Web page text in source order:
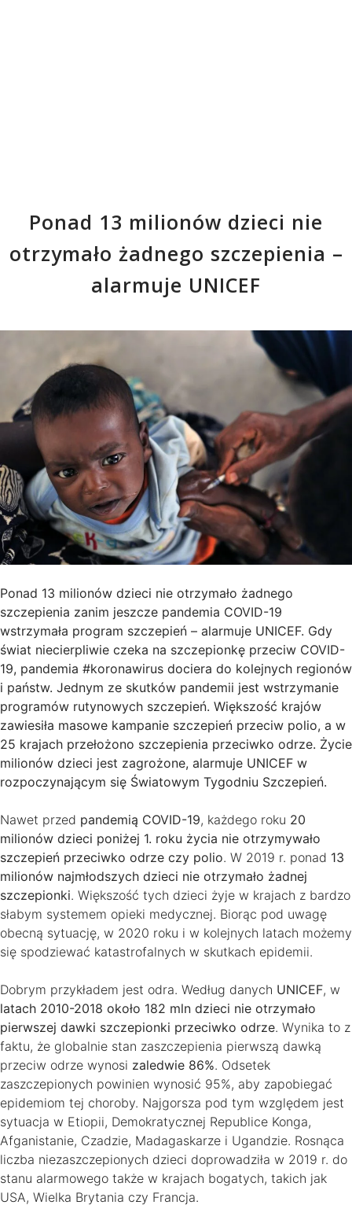
Ponad 13 milionów dzieci nie
otrzymało żadnego szczepienia –
alarmuje UNICEF
Ponad 13 milionów dzieci nie otrzymało żadnego
szczepienia zanim jeszcze pandemia COVID-19
wstrzymała program szczepień – alarmuje UNICEF. Gdy
świat niecierpliwie czeka na szczepionkę przeciw COVID-
19, pandemia #koronawirus dociera do kolejnych regionów
i państw. Jednym ze skutków pandemii jest wstrzymanie
programów rutynowych szczepień. Większość krajów
zawiesiła masowe kampanie szczepień przeciw polio, a w
25 krajach przełożono szczepienia przeciwko odrze. Życie
milionów dzieci jest zagrożone, alarmuje UNICEF w
rozpoczynającym się Światowym Tygodniu Szczepień.
Nawet przed pandemią COVID-19, każdego roku 20
milionów dzieci poniżej 1. roku życia nie otrzymywało
szczepień przeciwko odrze czy polio. W 2019 r. ponad 13
milionów najmłodszych dzieci nie otrzymało żadnej
szczepionki. Większość tych dzieci żyje w krajach z bardzo
słabym systemem opieki medycznej. Biorąc pod uwagę
obecną sytuację, w 2020 roku i w kolejnych latach możemy
się spodziewać katastrofalnych w skutkach epidemii.
Dobrym przykładem jest odra. Według danych UNICEF, w
latach 2010-2018 około 182 mln dzieci nie otrzymało
pierwszej dawki szczepionki przeciwko odrze. Wynika to z
faktu, że globalnie stan zaszczepienia pierwszą dawką
przeciw odrze wynosi zaledwie 86%. Odsetek
zaszczepionych powinien wynosić 95%, aby zapobiegać
epidemiom tej choroby. Najgorsza pod tym względem jest
sytuacja w Etiopii, Demokratycznej Republice Konga,
Afganistanie, Czadzie, Madagaskarze i Ugandzie. Rosnąca
liczba niezaszczepionych dzieci doprowadziła w 2019 r. do
stanu alarmowego także w krajach bogatych, takich jak
USA, Wielka Brytania czy Francja.